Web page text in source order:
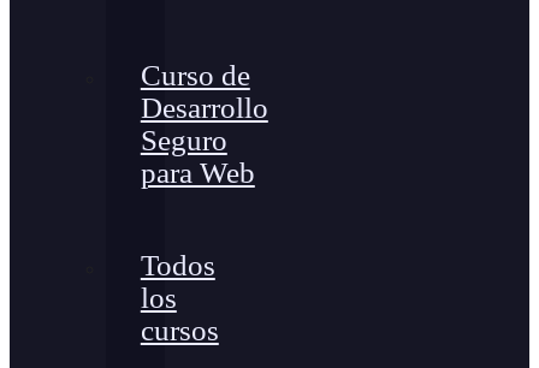
Curso de
Desarrollo
Seguro
para Web
Todos
los
cursos